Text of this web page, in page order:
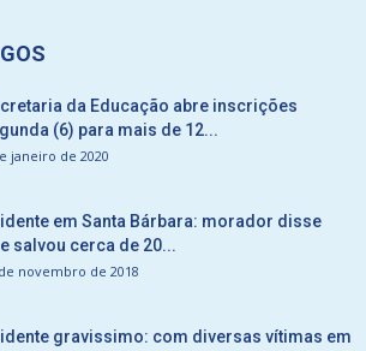
da Educação abre inscrições
(6) para mais de 12...
janeiro de 2020
em Santa Bárbara: morador disse
salvou cerca de 20...
novembro de 2018
gravissimo: com diversas vítimas em